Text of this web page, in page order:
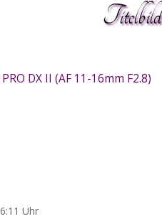
Titelbild
DX II (AF 11-16mm F2.8)
Uhr